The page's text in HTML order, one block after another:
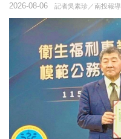
記者吳素珍／南投報導
2026-08-06